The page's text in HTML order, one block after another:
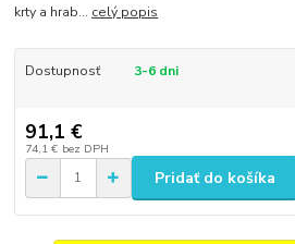
krty a hrab... celý popis
Dostupnosť 3-6 dni
91,1 €
74,1 € bez DPH
Pridať do košíka